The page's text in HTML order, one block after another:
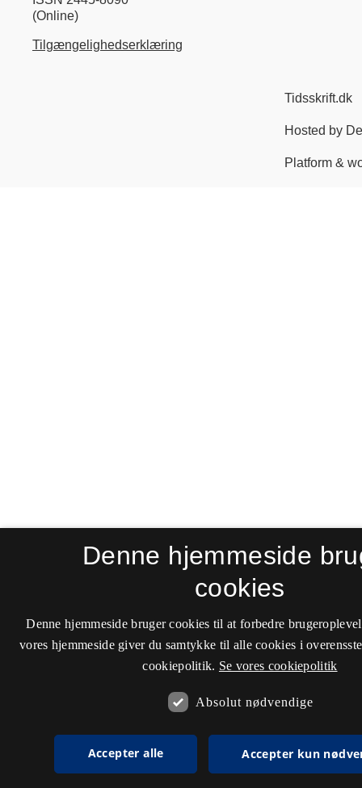
(Online)
Tilgængelighedserklæring
Denne hjemmeside
cookies
Denne hjemmeside bruger cookies til at forbedre
vores hjemmeside giver du samtykke til alle cookies i
cookiepolitik. Se vores cookiepolitik
Absolut nødvendige
Accepter alle Accepter kun